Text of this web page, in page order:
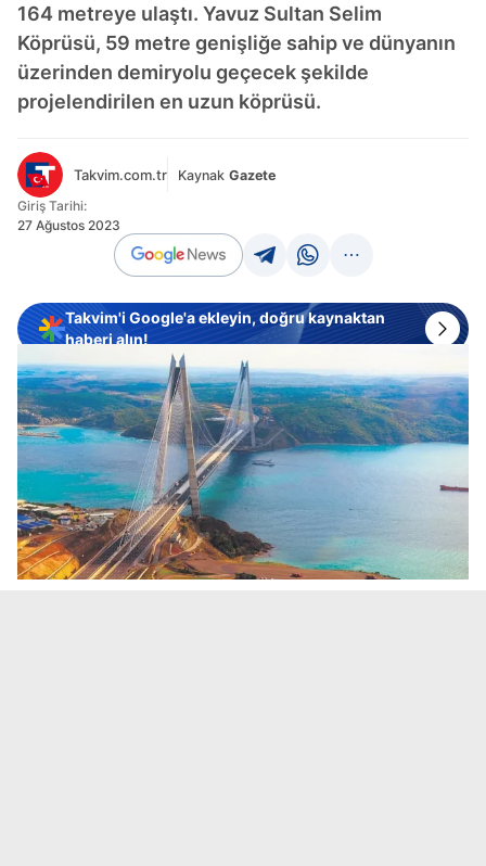
164 metreye ulaştı. Yavuz Sultan Selim
Köprüsü, 59 metre genişliğe sahip ve dünyanın
üzerinden demiryolu geçecek şekilde
projelendirilen en uzun köprüsü.
Takvim.com.tr Kaynak Gazete
Giriş Tarihi:
27 Ağustos 2023
Takvim'i Google'a ekleyin, doğru kaynaktan
haberi alın!